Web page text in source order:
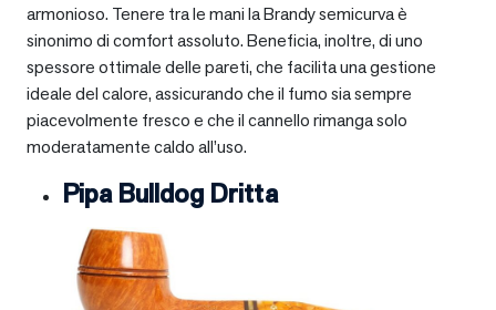
armonioso. Tenere tra le mani la Brandy semicurva è
sinonimo di comfort assoluto. Beneficia, inoltre, di uno
spessore ottimale delle pareti, che facilita una gestione
ideale del calore, assicurando che il fumo sia sempre
piacevolmente fresco e che il cannello rimanga solo
moderatamente caldo all’uso.
Pipa Bulldog Dritta